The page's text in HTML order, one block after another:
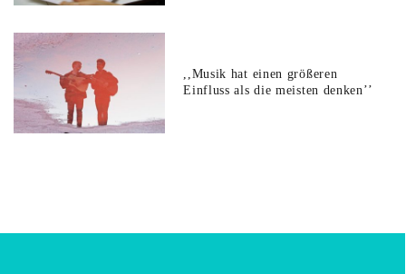
,,Musik hat einen größeren
Einfluss als die meisten denken’’